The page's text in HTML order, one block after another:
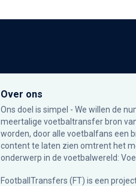
Over ons
Ons doel is simpel - We willen de
meertalige voetbaltransfer bron
worden, door alle voetbalfans een
content te laten zien omtrent het
onderwerp in de voetbalwereld:
FootballTransfers (FT) is een